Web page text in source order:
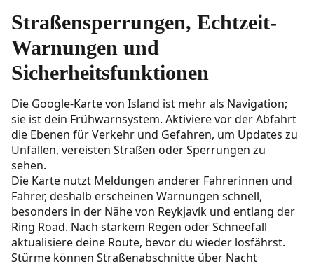
Straßensperrungen, Echtzeit-
Warnungen und
Sicherheitsfunktionen
Die Google-Karte von Island ist mehr als Navigation;
sie ist dein Frühwarnsystem. Aktiviere vor der Abfahrt
die Ebenen für Verkehr und Gefahren, um Updates zu
Unfällen, vereisten Straßen oder Sperrungen zu
sehen.
Die Karte nutzt Meldungen anderer Fahrerinnen und
Fahrer, deshalb erscheinen Warnungen schnell,
besonders in der Nähe von Reykjavík und entlang der
Ring Road. Nach starkem Regen oder Schneefall
aktualisiere deine Route, bevor du wieder losfährst.
Stürme können Straßenabschnitte über Nacht